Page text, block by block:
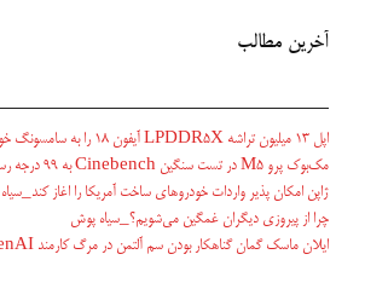
آخرین مطالب
اپل ۱۳ میلیون تراشه LPDDR5X آیفون ۱۸ را به سامسونگ خواست داد_سیاه پوش
مک‌بوک پرو M5 در تست سنگین Cinebench به ۹۹ درجه رسید_سیاه پوش
ژاپن امکان پذیر واردات خودروهای ساخت آمریکا را اغاز
چرا از پیروزی دیگران غمگین می‌شویم؟_سیاه پوش
ایلان ماسک گمان گناهکار بودن سم آلتمن در مرگ کارمند OpenAI را نقل کرد_سیاه پوش